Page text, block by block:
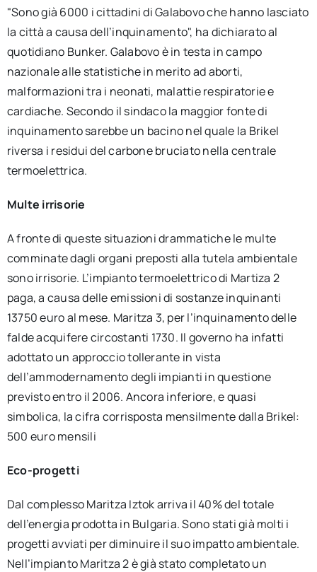
"Sono già 6000 i cittadini di Galabovo che hanno lasciato
la città a causa dell’inquinamento", ha dichiarato al
quotidiano Bunker. Galabovo è in testa in campo
nazionale alle statistiche in merito ad aborti,
malformazioni tra i neonati, malattie respiratorie e
cardiache. Secondo il sindaco la maggior fonte di
inquinamento sarebbe un bacino nel quale la Brikel
riversa i residui del carbone bruciato nella centrale
termoelettrica.
Multe irrisorie
A fronte di queste situazioni drammatiche le multe
comminate dagli organi preposti alla tutela ambientale
sono irrisorie. L’impianto termoelettrico di Martiza 2
paga, a causa delle emissioni di sostanze inquinanti
13750 euro al mese. Maritza 3, per l’inquinamento delle
falde acquifere circostanti 1730. Il governo ha infatti
adottato un approccio tollerante in vista
dell’ammodernamento degli impianti in questione
previsto entro il 2006. Ancora inferiore, e quasi
simbolica, la cifra corrisposta mensilmente dalla Brikel:
500 euro mensili
Eco-progetti
Dal complesso Maritza Iztok arriva il 40% del totale
dell’energia prodotta in Bulgaria. Sono stati già molti i
progetti avviati per diminuire il suo impatto ambientale.
Nell’impianto Maritza 2 è già stato completato un